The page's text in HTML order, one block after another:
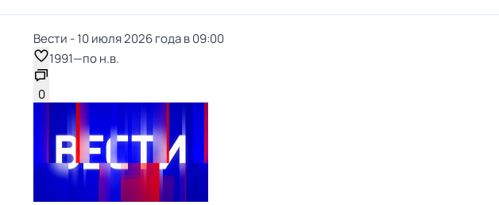
Вести - 10 июля 2026 года в 09:00
1991—по н.в.
0